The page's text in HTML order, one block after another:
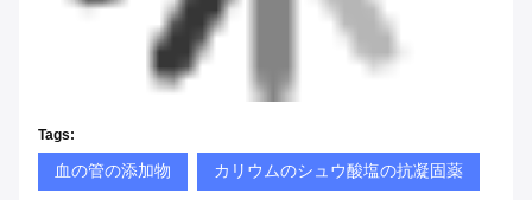
Tags:
血の管の添加物 カリウムのシュウ酸塩の抗凝固薬